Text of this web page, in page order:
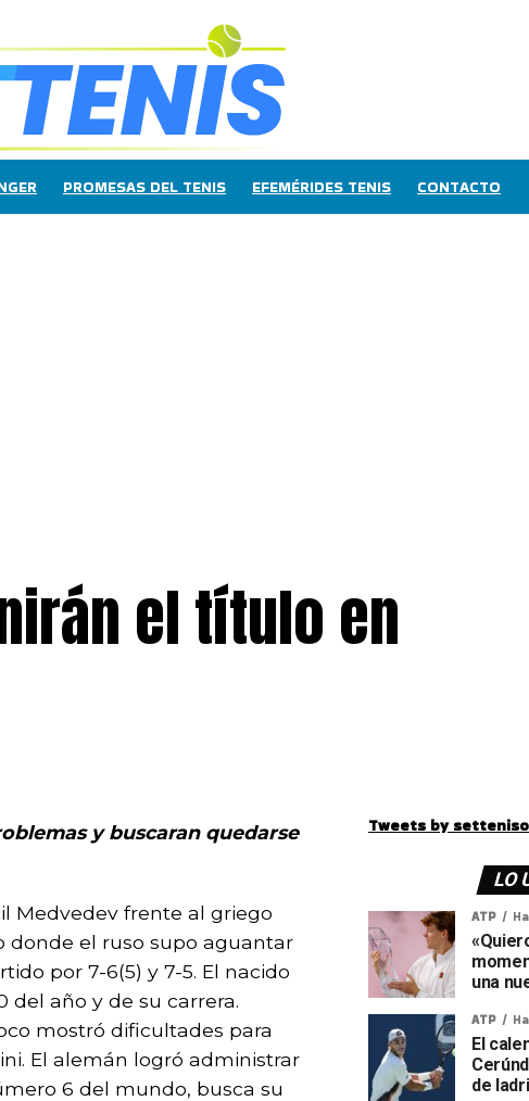
PROMESAS DEL TENIS EFEMÉRIDES TENIS CONTACTO
el título en
y buscaran quedarse
Medvedev frente al griego
donde el ruso supo aguantar
por 7-6(5) y 7-5. El nacido
del año y de su carrera.
mostró dificultades para
El alemán logró administrar
6 del mundo, busca su
Tweets by
LO
ATP
una
ATP
El
de